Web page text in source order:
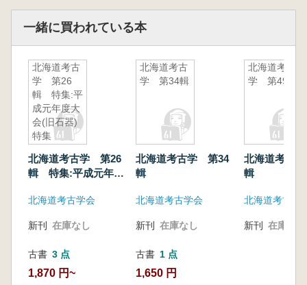
一緒に買われている本
北海道考古
学 第26
輯 特集:平
成元年度大
会(旧石器)
特集
北海道考古学 第26
輯 特集:平成元年度
北海道考古学会
新刊 在庫なし
古書 3 点
1,870 円~
北海道考古
学 第34輯
北海道考古学 第34
輯
北海道考古学会
新刊 在庫なし
古書 1 点
1,650 円
北海道考古
学 第49輯
北海道考古
輯
北海道考古学
新刊 在庫なし